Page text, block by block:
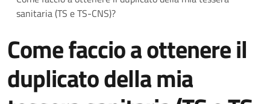
sanitaria (TS e TS-CNS)?
Come faccio a ottenere il
duplicato della mia